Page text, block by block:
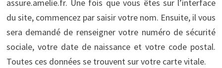
assure.amelie.fr. Une fois que vous êtes sur l’interface
du site, commencez par saisir votre nom. Ensuite, il vous
sera demandé de renseigner votre numéro de sécurité
sociale, votre date de naissance et votre code postal.
Toutes ces données se trouvent sur votre carte vitale.